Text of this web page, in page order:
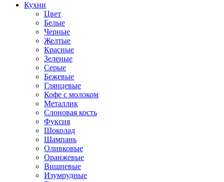
Кухни
Цвет
Белые
Черные
Желтые
Красные
Зеленые
Серые
Бежевые
Глянцевые
Кофе с молоком
Металлик
Слоновая кость
Фуксия
Шоколад
Шампань
Оливковые
Оранжевые
Вишневые
Изумрудные